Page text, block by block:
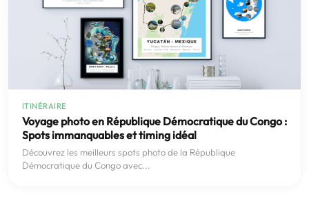
ITINÉRAIRE
Voyage photo en République Démocratique du Congo :
Spots immanquables et timing idéal
Découvrez les meilleurs spots photo de la République
Démocratique du Congo avec...